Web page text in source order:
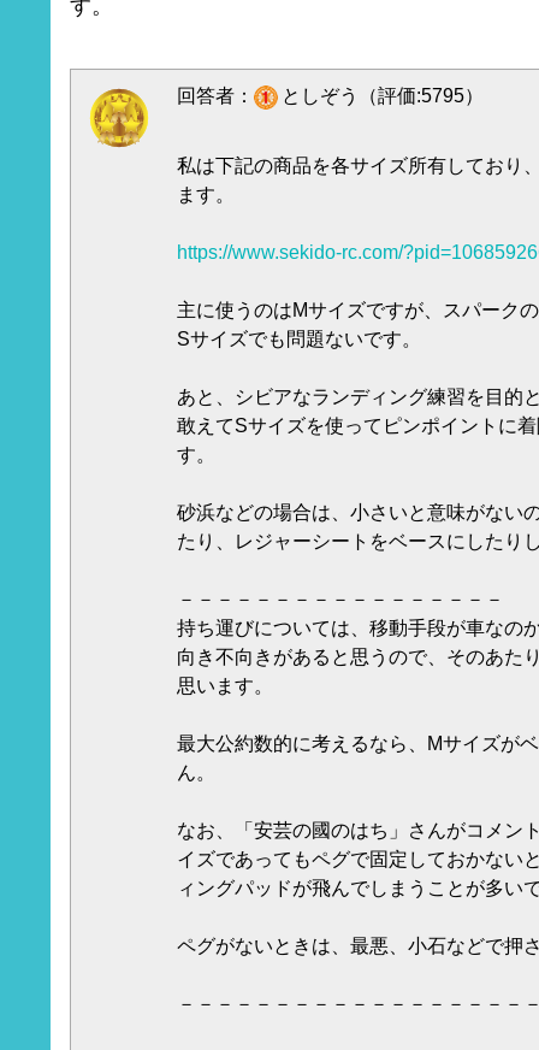
す。
回答者： としぞう（評価:5795）
私は下記の商品を各サイズ所有しており
ます。
https://www.sekido-rc.com/
主に使うのはMサイズですが、スパーク
Sサイズでも問題ないです。
あと、シビアなランディング練習を目的
敢えてSサイズを使ってピンポイントに
す。
砂浜などの場合は、小さいと意味がない
たり、レジャーシートをベースにしたり
－－－－－－－－－－－－－－－－－
持ち運びについては、移動手段が車なの
向き不向きがあると思うので、そのあた
思います。
最大公約数的に考えるなら、Mサイズが
ん。
なお、「安芸の國のはち」さんがコメン
イズであってもペグで固定しておかない
ィングパッドが飛んでしまうことが多い
ペグがないときは、最悪、小石などで押
－－－－－－－－－－－－－－－－－－